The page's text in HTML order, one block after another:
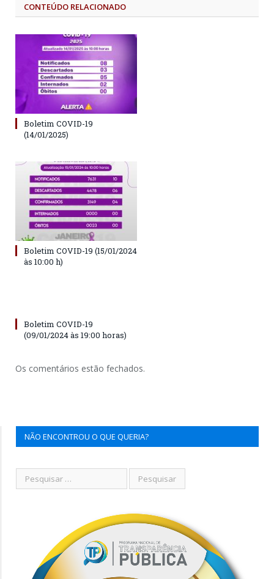
CONTEÚDO RELACIONADO
Boletim COVID-19
(14/01/2025)
Boletim COVID-19 (15/01/2024
às 10:00 h)
Boletim COVID-19
(09/01/2024 às 19:00 horas)
Os comentários estão fechados.
NÃO ENCONTROU O QUE QUERIA?